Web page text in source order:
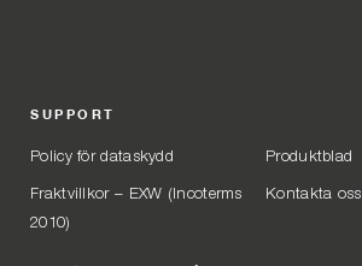
SUPPORT
Policy för dataskydd Produktblad
Fraktvillkor – EXW (Incoterms
2010)
Kontakta oss